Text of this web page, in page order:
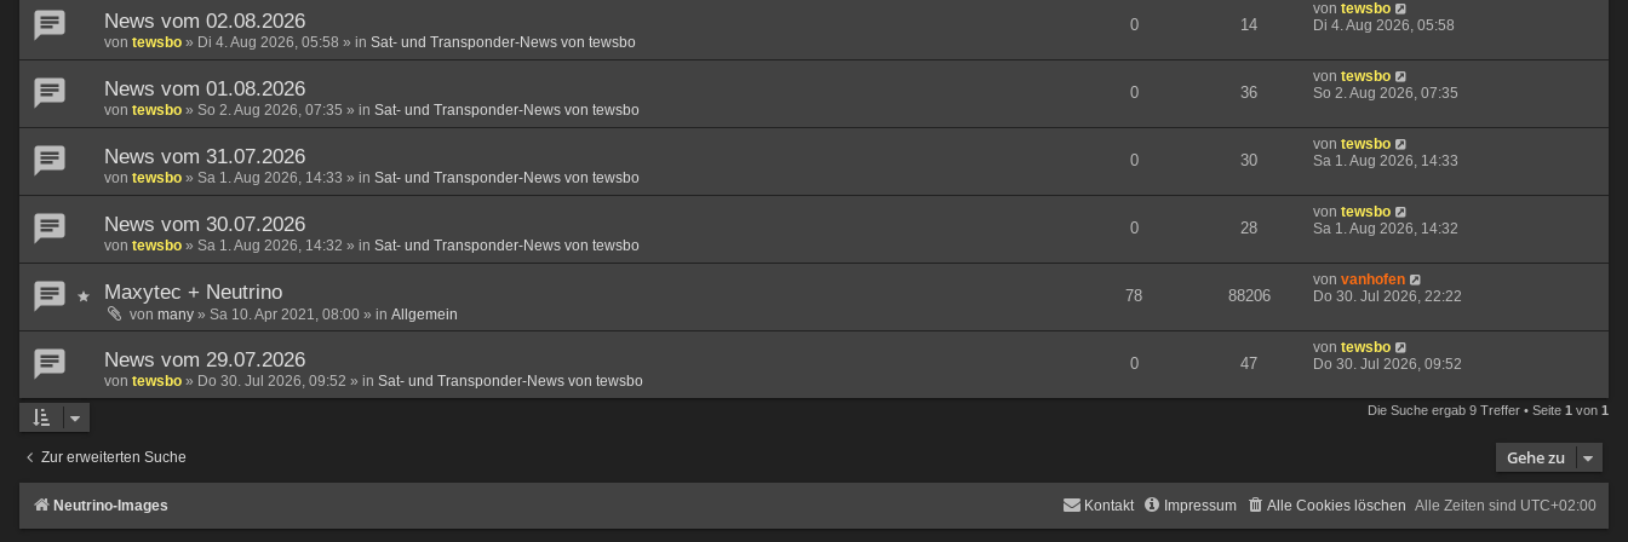
News vom 02.08.2026
von tewsbo » Di 4. Aug 2026, 05:58 » in Sat- und Transponder-News von tewsbo
0 14
von tewsbo
Di 4. Aug 2026, 05:58
News vom 01.08.2026
von tewsbo » So 2. Aug 2026, 07:35 » in Sat- und Transponder-News von tewsbo
0 36
von tewsbo
So 2. Aug 2026, 07:35
News vom 31.07.2026
von tewsbo » Sa 1. Aug 2026, 14:33 » in Sat- und Transponder-News von tewsbo
0 30
von tewsbo
Sa 1. Aug 2026, 14:33
News vom 30.07.2026
von tewsbo » Sa 1. Aug 2026, 14:32 » in Sat- und Transponder-News von tewsbo
0 28
von tewsbo
Sa 1. Aug 2026, 14:32
Maxytec + Neutrino
von many » Sa 10. Apr 2021, 08:00 » in Allgemein
78 88206
von vanhofen
Do 30. Jul 2026, 22:22
News vom 29.07.2026
von tewsbo » Do 30. Jul 2026, 09:52 » in Sat- und Transponder-News von tewsbo
0 47
von tewsbo
Do 30. Jul 2026, 09:52
Die Suche ergab 9 Treffer • Seite 1 von 1
Zur erweiterten Suche Gehe zu
Neutrino-Images Alle Zeiten sind UTC+02:00
Alle Cookies löschen
Impressum
Kontakt